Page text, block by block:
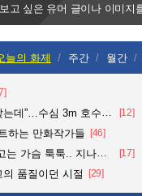
고 싶은 유머 글이나 이미지
늘의 화제 주간 월간
3m 호수 뛰어든 60대 의인
[12]
하는 만화작가들 [46]
툭.. 지나가던 아재의 정체 [17]
품질이던 시절
[29]